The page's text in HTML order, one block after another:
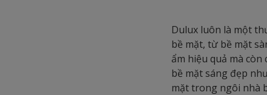
Dulux luôn là một
bề mặt, từ bề mặt
ẩm hiệu quả mà
bề mặt sáng đẹp
mặt trong ngôi nhà